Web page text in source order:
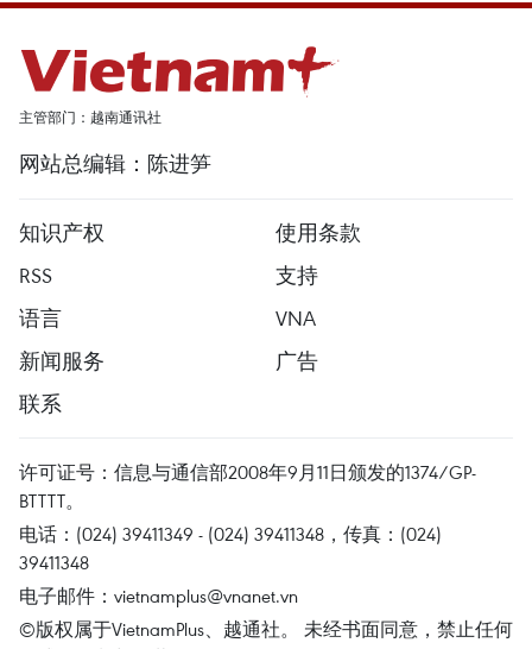
主管部门：越南通讯社
网站总编辑：陈进笋
知识产权
使用条款
RSS
支持
语言
VNA
新闻服务
广告
联系
许可证号：信息与通信部2008年9月11日颁发的1374/GP-
BTTTT。
电话：(024) 39411349 - (024) 39411348，传真：(024)
39411348
电子邮件： vietnamplus@vnanet.vn
©版权属于VietnamPlus、越通社。 未经书面同意，禁止任何